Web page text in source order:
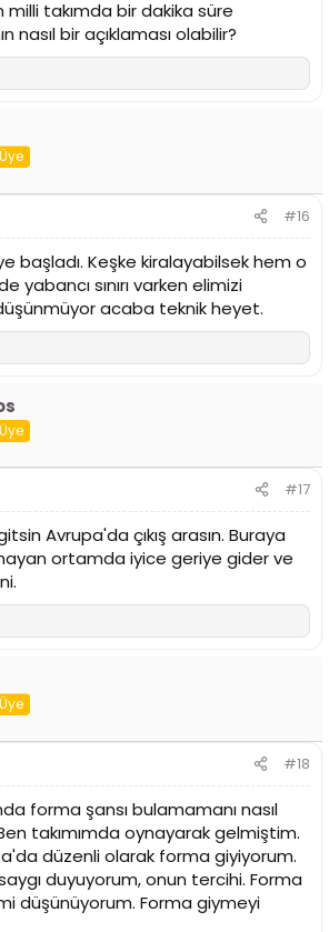
milli takımda bir dakika süre
nasıl bir açıklaması olabilir?
#16
başladı. Keşke kiralayabilsek hem o
yabancı sınırı varken elimizi
acaba teknik heyet.
#17
Avrupa'da çıkış arasın. Buraya
ortamda iyice geriye gider ve
#18
forma şansı bulamamanı nasıl
takımımda oynayarak gelmiştim.
düzenli olarak forma giyiyorum.
duyuyorum, onun tercihi. Forma
düşünüyorum. Forma giymeyi